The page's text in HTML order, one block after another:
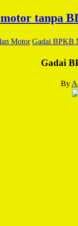
Motor Gadai BPKB
Gadai
By